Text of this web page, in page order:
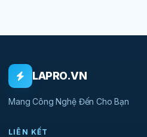
LAPRO.VN
Mang Công Nghệ Đến Cho Bạn
LIÊN KẾT